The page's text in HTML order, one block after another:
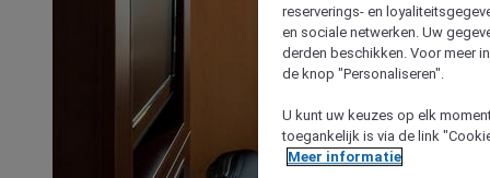
reserverings- en
en sociale netwerken. Uw
derden beschikken. Voor meer
de knop "Personaliseren".
U kunt uw keuzes op elk
toegankelijk is via de link
Meer informatie